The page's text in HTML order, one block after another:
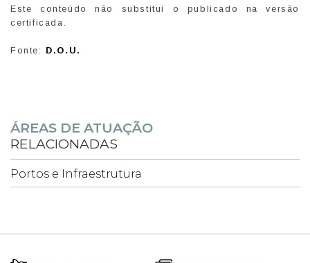
Este conteúdo não substitui o publicado na versão
certificada.
Fonte: D.O.U.
ÁREAS DE ATUAÇÃO
RELACIONADAS
Portos e Infraestrutura